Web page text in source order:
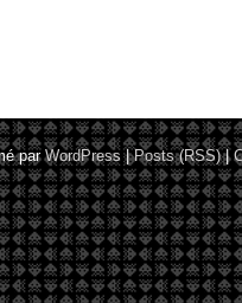
parWordPress |Posts (RSS)|